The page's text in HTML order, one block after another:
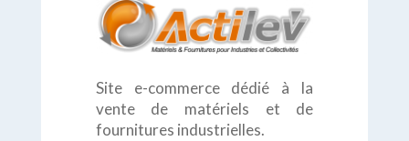
Site e-commerce dédié à la
vente de matériels et de
fournitures industrielles.